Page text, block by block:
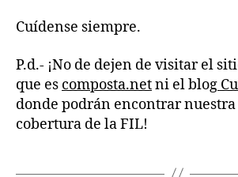
Cuídense siempre.
P.d.- ¡No de dejen de visitar el
que es composta.netni el blog
donde podrán encontrar
cobertura de la FIL!